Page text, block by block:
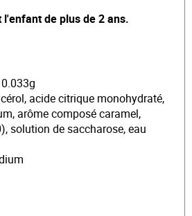
l'enfant de plus de 2 ans.
acide citrique monohydraté,
arôme composé caramel,
solution de saccharose, eau